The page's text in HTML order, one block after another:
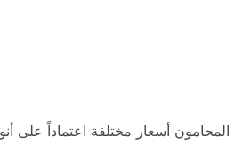
أسعار مختلفة اعتماداً على